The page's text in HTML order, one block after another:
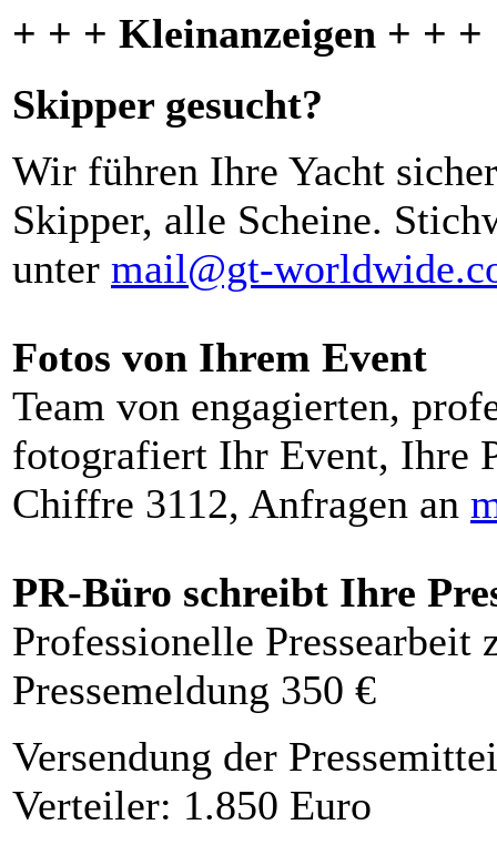
+ + + Kleinanzeigen + + +
Skipper gesucht?
Wir führen Ihre Yacht
Skipper, alle Scheine.
unter mail@gt-
Fotos von Ihrem Event
Team von engagierten,
fotografiert Ihr Event, Ihre
Chiffre 3112, Anfragen an
PR-Büro schreibt Ihre
Professionelle Pressearbeit
Pressemeldung 350 €
Versendung der
Verteiler: 1.850 Euro